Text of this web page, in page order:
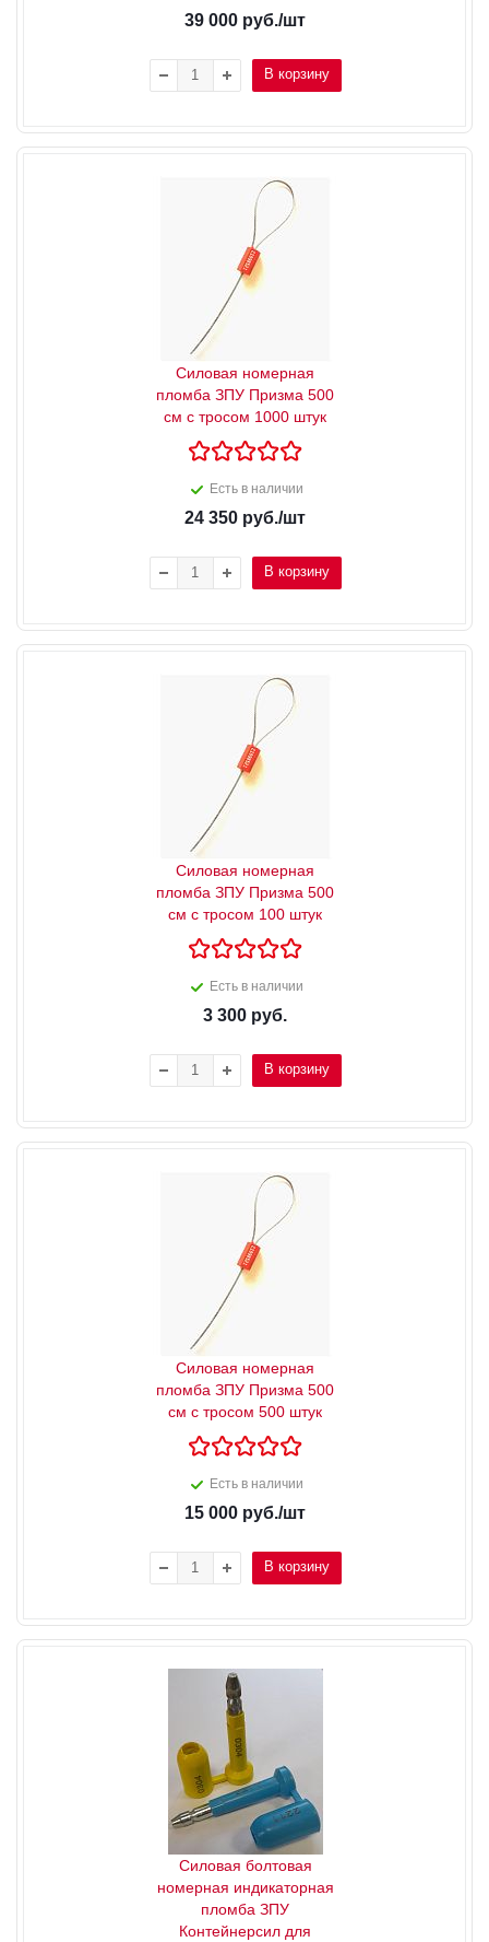
39 000 руб./шт
В корзину
Силовая номерная
пломба ЗПУ Призма 500
см с тросом 1000 штук
Есть в наличии
24 350 руб./шт
В корзину
Силовая номерная
пломба ЗПУ Призма 500
см с тросом 100 штук
Есть в наличии
3 300 руб.
В корзину
Силовая номерная
пломба ЗПУ Призма 500
см с тросом 500 штук
Есть в наличии
15 000 руб./шт
В корзину
Силовая болтовая
номерная индикаторная
пломба ЗПУ
Контейнерсил для